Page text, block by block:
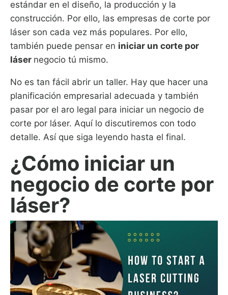
estándar en el diseño, la producción y la
construcción. Por ello, las empresas de corte por
láser son cada vez más populares. Por ello,
también puede pensar en iniciar un corte por
láser negocio tú mismo.
No es tan fácil abrir un taller. Hay que hacer una
planificación empresarial adecuada y también
pasar por el aro legal para iniciar un negocio de
corte por láser. Aquí lo discutiremos con todo
detalle. Así que siga leyendo hasta el final.
¿Cómo iniciar un
negocio de corte por
láser?